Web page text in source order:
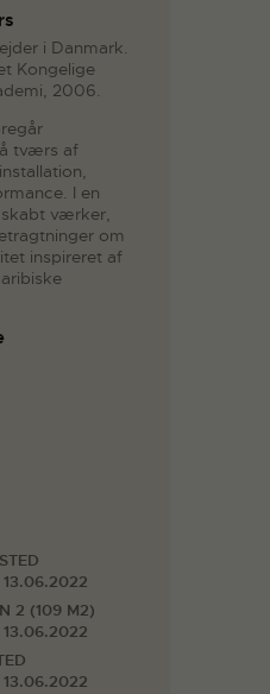
i Danmark.
Kongelige
2006.
tværs af
I en
værker,
om
inspireret af
2 (109 M2)